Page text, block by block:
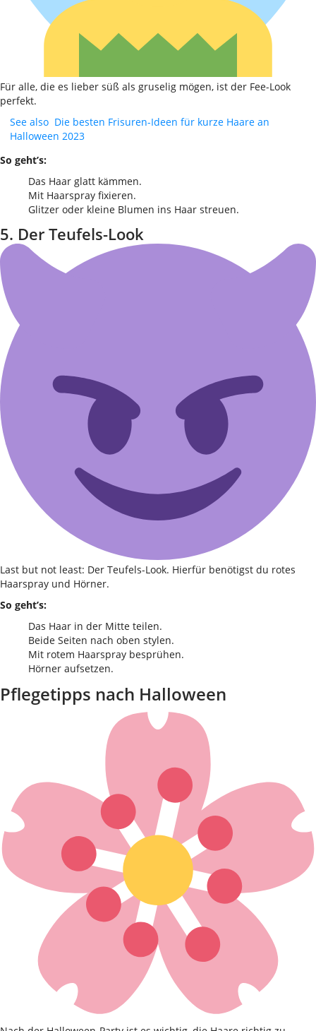
Für alle, die es lieber süß als gruselig mögen, ist der Fee-Look
perfekt.
See also Die besten Frisuren-Ideen für kurze Haare an
Halloween 2023
So geht’s:
Das Haar glatt kämmen.
Mit Haarspray fixieren.
Glitzer oder kleine Blumen ins Haar streuen.
5. Der Teufels-Look
Last but not least: Der Teufels-Look. Hierfür benötigst du rotes
Haarspray und Hörner.
So geht’s:
Das Haar in der Mitte teilen.
Beide Seiten nach oben stylen.
Mit rotem Haarspray besprühen.
Hörner aufsetzen.
Pflegetipps nach Halloween